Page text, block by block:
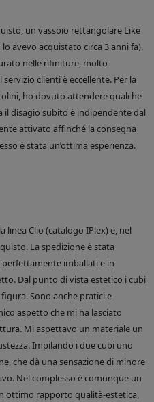
un vassoio rettangolare Like
avevo acquistato circa 3 anni fa).
nelle rifiniture, molto
clienti è eccellente. Per la
ho dovuto attendere qualche
disagio subito è indipendente dal
attivato affinché la consegna
è stata un’ottima esperienza.
linea Clio (catalogo IPlex) e, nel
La spedizione è stata
imballati e in
Dal punto di vista estetico i cubi
Sono anche pratici e
aspetto che mi ha lasciato
Mi aspettavo un materiale un
Impilando i due cubi uno
che dà una sensazione di minore
Nel complesso è comunque un
ottimo rapporto qualità-estetica,